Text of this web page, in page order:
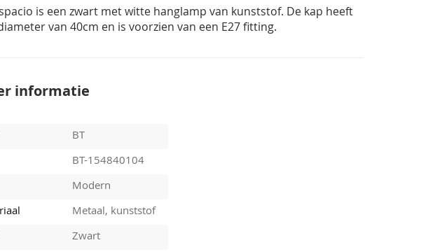
is een zwart met witte hanglamp van kunststof. De kap heeft
van 40cm en is voorzien van een E27 fitting.
informatie
BT
BT-154840104
Modern
Metaal, kunststof
Zwart